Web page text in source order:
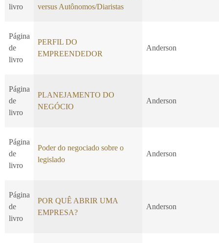
livro
versus Autônomos/Diaristas
Página
de
livro
PERFIL DO
EMPREENDEDOR
Anderson
Página
de
livro
PLANEJAMENTO DO
NEGÓCIO
Anderson
Página
de
livro
Poder do negociado sobre o
legislado
Anderson
Página
de
livro
POR QUÊ ABRIR UMA
EMPRESA?
Anderson